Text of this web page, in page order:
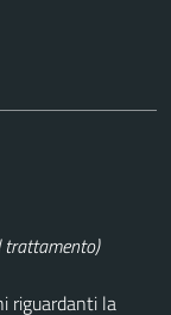
trattamento)
riguardanti la